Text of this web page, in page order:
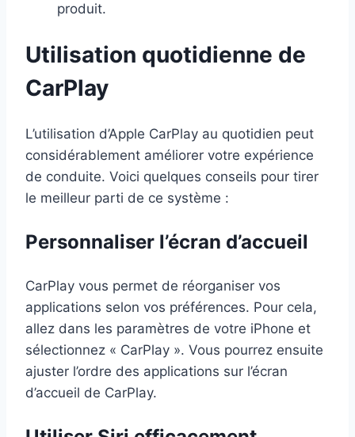
produit.
Utilisation quotidienne de
CarPlay
L’utilisation d’Apple CarPlay au quotidien peut
considérablement améliorer votre expérience
de conduite. Voici quelques conseils pour tirer
le meilleur parti de ce système :
Personnaliser l’écran d’accueil
CarPlay vous permet de réorganiser vos
applications selon vos préférences. Pour cela,
allez dans les paramètres de votre iPhone et
sélectionnez « CarPlay ». Vous pourrez ensuite
ajuster l’ordre des applications sur l’écran
d’accueil de CarPlay.